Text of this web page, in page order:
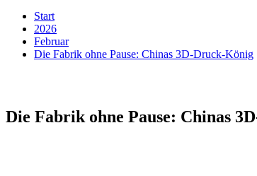
Start
2026
Februar
Die Fabrik ohne Pause: Chinas 3D-Druck-König
Die Fabrik ohne Pause: Chinas